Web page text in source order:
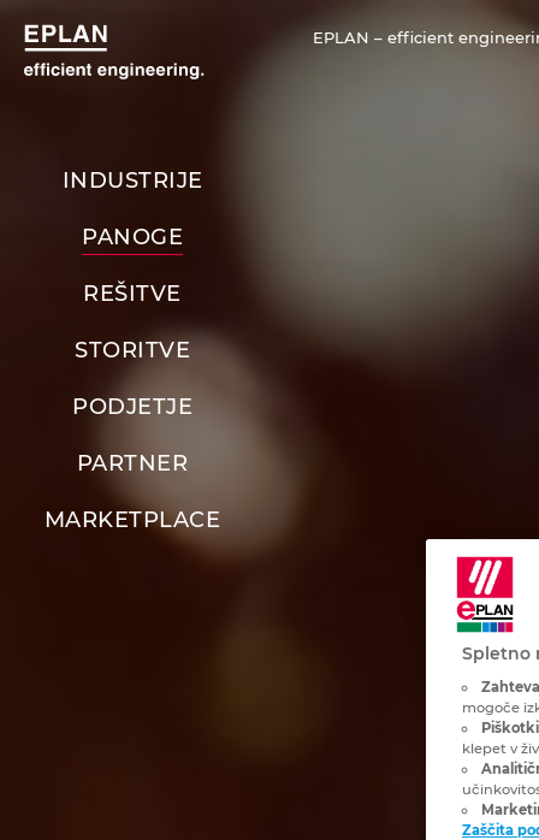
EPLAN – efficient
INDUSTRIJE
PANOGE
REŠITVE
STORITVE
PODJETJE
PARTNER
MARKETPLACE
Spletno
mogoče
klepet v
Zaščita